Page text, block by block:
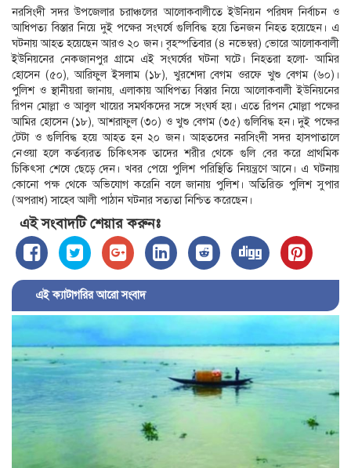
নরসিংদী সদর উপজেলার চরাঞ্চলের আলোকবালীতে ইউনিয়ন পরিষদ নির্বাচন ও
আধিপত্য বিস্তার নিয়ে দুই পক্ষের সংঘর্ষে গুলিবিদ্ধ হয়ে তিনজন নিহত হয়েছেন। এ
ঘটনায় আহত হয়েছেন আরও ২০ জন। বৃহস্পতিবার (৪ নভেম্বর) ভোরে আলোকবালী
ইউনিয়নের নেকজানপুর গ্রামে এই সংঘর্ষের ঘটনা ঘটে। নিহতরা হলো- আমির
হোসেন (৫০), আরিফুল ইসলাম (১৮), খুরশেদা বেগম ওরফে খুশু বেগম (৬০)।
পুলিশ ও স্থানীয়রা জানায়, এলাকায় আধিপত্য বিস্তার নিয়ে আলোকবালী ইউনিয়নের
রিপন মোল্লা ও আবুল খায়ের সমর্থকদের সঙ্গে সংঘর্ষ হয়। এতে রিপন মোল্লা পক্ষের
আমির হোসেন (১৮), আশরাফুল (৩০) ও খুশু বেগম (৩৫) গুলিবিদ্ধ হন। দুই পক্ষের
টেটা ও গুলিবিদ্ধ হয়ে আহত হন ২০ জন। আহতদের নরসিংদী সদর হাসপাতালে
নেওয়া হলে কর্তব্যরত চিকিৎসক তাদের শরীর থেকে গুলি বের করে প্রাথমিক
চিকিৎসা শেষে ছেড়ে দেন। খবর পেয়ে পুলিশ পরিস্থিতি নিয়ন্ত্রণে আনে। এ ঘটনায়
কোনো পক্ষ থেকে অভিযোগ করেনি বলে জানায় পুলিশ। অতিরিক্ত পুলিশ সুপার
(অপরাধ) সাহেব আলী পাঠান ঘটনার সত্যতা নিশ্চিত করেছেন।
এই সংবাদটি শেয়ার করুনঃ
এই ক্যাটাগরির আরো সংবাদ